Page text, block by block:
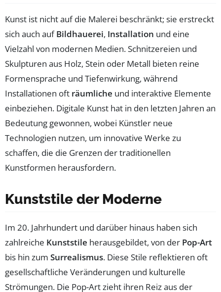
Kunst ist nicht auf die Malerei beschränkt; sie erstreckt
sich auch aufBildhauerei, Installation und eine
Vielzahl von modernen Medien. Schnitzereien und
Skulpturen aus Holz, Stein oder Metall bieten reine
Formensprache und Tiefenwirkung, während
Installationen oft räumliche und interaktive Elemente
einbeziehen. Digitale Kunst hat in den letzten Jahren an
Bedeutung gewonnen, wobei Künstler neue
Technologien nutzen, um innovative Werke zu
schaffen, die die Grenzen der traditionellen
Kunstformen herausfordern.
Kunststile der Moderne
Im 20. Jahrhundert und darüber hinaus haben sich
zahlreiche Kunststile herausgebildet, von der Pop-Art
bis hin zum Surrealismus. Diese Stile reflektieren oft
gesellschaftliche Veränderungen und kulturelle
Strömungen. Die Pop-Art zieht ihren Reiz aus der